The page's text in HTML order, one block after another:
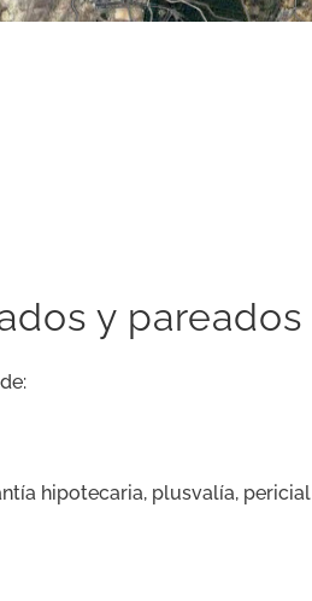
y pareados
hipotecaria, plusvalía, pericial